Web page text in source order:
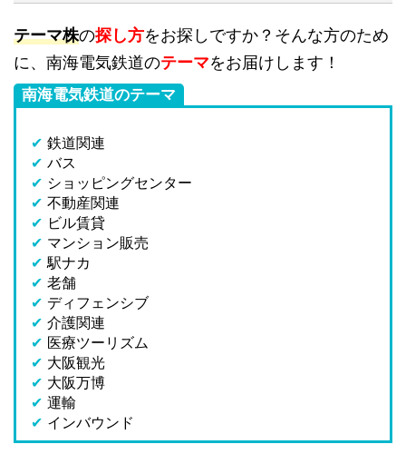
テーマ株の探し方をお探しですか？そんな方のため
に、南海電気鉄道のテーマをお届けします！
南海電気鉄道のテーマ
✔ 鉄道関連
✔ バス
✔ ショッピングセンター
✔ 不動産関連
✔ ビル賃貸
✔ マンション販売
✔ 駅ナカ
✔ 老舗
✔ ディフェンシブ
✔ 介護関連
✔ 医療ツーリズム
✔ 大阪観光
✔ 大阪万博
✔ 運輸
✔ インバウンド